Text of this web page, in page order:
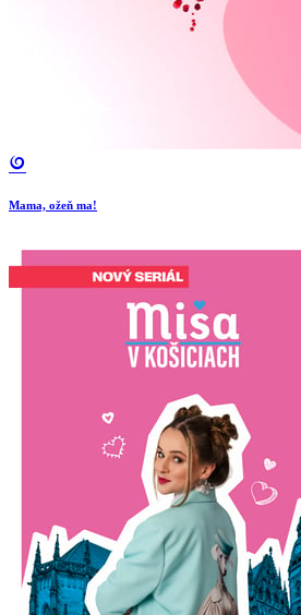
Mama, ožeň ma!